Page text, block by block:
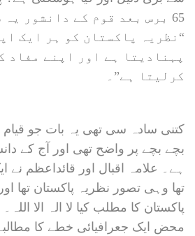
65 برس بعد قوم کے دانشور
“نظریہ پاکستان کو ہر ایک
پہنادیتا ہے اور اپنے مفاد
کرلیتا ہے”۔
کتنی سادہ سی تھی یہ بات جو
بچے بچے پر واضح تھی اور آج کے
ہے۔ علامہ اقبال اور قائداعظم
تھا وہی تصور نظریہ پاکستان تھا
پاکستان کا مطلب کیا لا الہ الا اللہ۔
محض ایک جعرافیائی خطے کا